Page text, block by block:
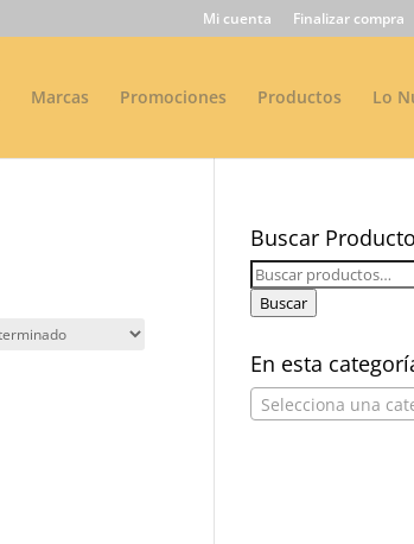
Mi cuenta Finalizar compra
Marcas Promociones Productos Lo
Buscar
Buscar
por:
Buscar
En esta